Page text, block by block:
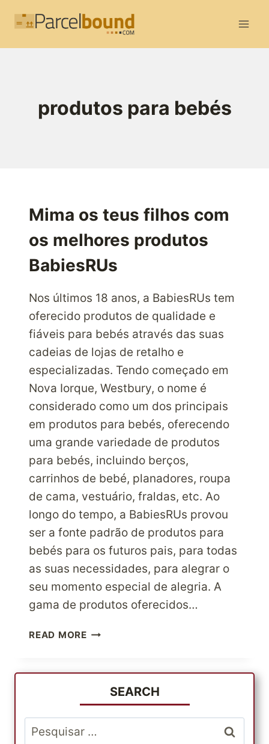
produtos para bebés
Mima os teus filhos com
os melhores produtos
BabiesRUs
Nos últimos 18 anos, a BabiesRUs tem
oferecido produtos de qualidade e
fiáveis para bebés através das suas
cadeias de lojas de retalho e
especializadas. Tendo começado em
Nova Iorque, Westbury, o nome é
considerado como um dos principais
em produtos para bebés, oferecendo
uma grande variedade de produtos
para bebés, incluindo berços,
carrinhos de bebé, planadores, roupa
de cama, vestuário, fraldas, etc. Ao
longo do tempo, a BabiesRUs provou
ser a fonte padrão de produtos para
bebés para os futuros pais, para todas
as suas necessidades, para alegrar o
seu momento especial de alegria. A
gama de produtos oferecidos…
READ MOREMIMA
FILHOS
OS
MELHORES
PRODUTOS
SEARCH
Pesquisar